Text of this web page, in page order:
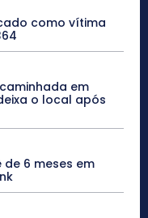
como vítima
em
o local após
6 meses em